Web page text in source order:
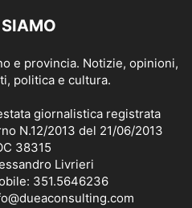
e provincia. Notizie, opinioni,
politica e cultura.
giornalistica registrata
N.12/2013 del 21/06/2013
38315
Livrieri
351.5646236